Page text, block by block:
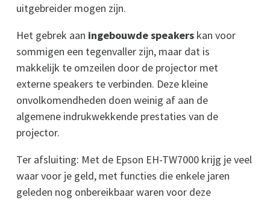
uitgebreider mogen zijn.
Het gebrek aan ingebouwde speakers kan voor
sommigen een tegenvaller zijn, maar dat is
makkelijk te omzeilen door de projector met
externe speakers te verbinden. Deze kleine
onvolkomendheden doen weinig af aan de
algemene indrukwekkende prestaties van de
projector.
Ter afsluiting: Met de Epson EH-TW7000 krijg je veel
waar voor je geld, met functies die enkele jaren
geleden nog onbereikbaar waren voor deze